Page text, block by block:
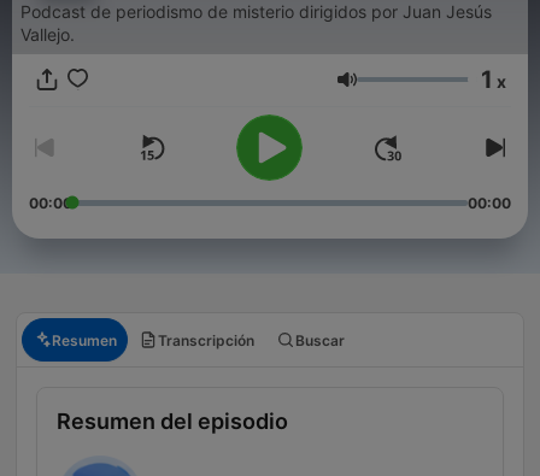
Podcast de periodismo de misterio dirigidos por Juan Jesús
Vallejo.
Volumen 1 x
00:00 00:00
Resumen Transcripción Buscar
Resumen del episodio